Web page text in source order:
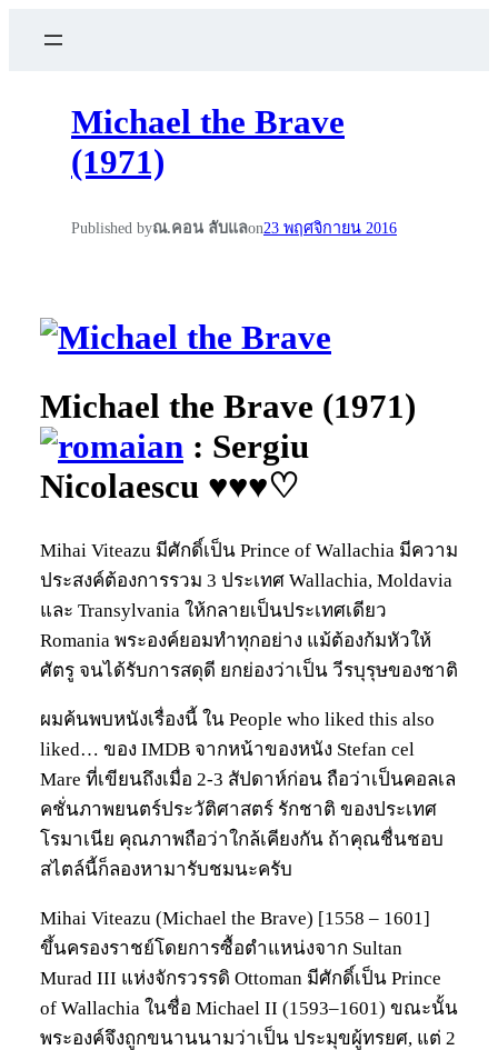
Michael the Brave
(1971)
Published byณ.คอน ลับแลon23 พฤศจิกายน 2016
Michael the Brave (1971)
: Sergiu
Nicolaescu ♥♥♥♡
Mihai Viteazu มีศักดิ์เป็น Prince of Wallachia มีความ
ประสงค์ต้องการรวม 3 ประเทศ Wallachia, Moldavia
และ Transylvania ให้กลายเป็นประเทศเดียว
Romania พระองค์ยอมทำทุกอย่าง แม้ต้องก้มหัวให้
ศัตรู จนได้รับการสดุดี ยกย่องว่าเป็น วีรบุรุษของชาติ
ผมค้นพบหนังเรื่องนี้ ใน People who liked this also
liked… ของ IMDB จากหน้าของหนัง Stefan cel
Mare ที่เขียนถึงเมื่อ 2-3 สัปดาห์ก่อน ถือว่าเป็นคอลเล
คชั่นภาพยนตร์ประวัติศาสตร์ รักชาติ ของประเทศ
โรมาเนีย คุณภาพถือว่าใกล้เคียงกัน ถ้าคุณชื่นชอบ
สไตล์นี้ก็ลองหามารับชมนะครับ
Mihai Viteazu (Michael the Brave) [1558 – 1601]
ขึ้นครองราชย์โดยการซื้อตำแหน่งจาก Sultan
Murad III แห่งจักรวรรดิ Ottoman มีศักดิ์เป็น Prince
of Wallachia ในชื่อ Michael II (1593–1601) ขณะนั้น
พระองค์จึงถูกขนานนามว่าเป็น ประมุขผู้ทรยศ, แต่ 2